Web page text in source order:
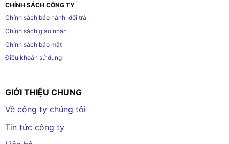
CHÍNH SÁCH CÔNG TY
Chính sách bảo hành, đổi trả
Chính sách giao nhận
Chính sách bảo mật
Điều khoản sử dụng
GIỚI THIỆU CHUNG
Về công ty chúng tôi
Tin tức công ty